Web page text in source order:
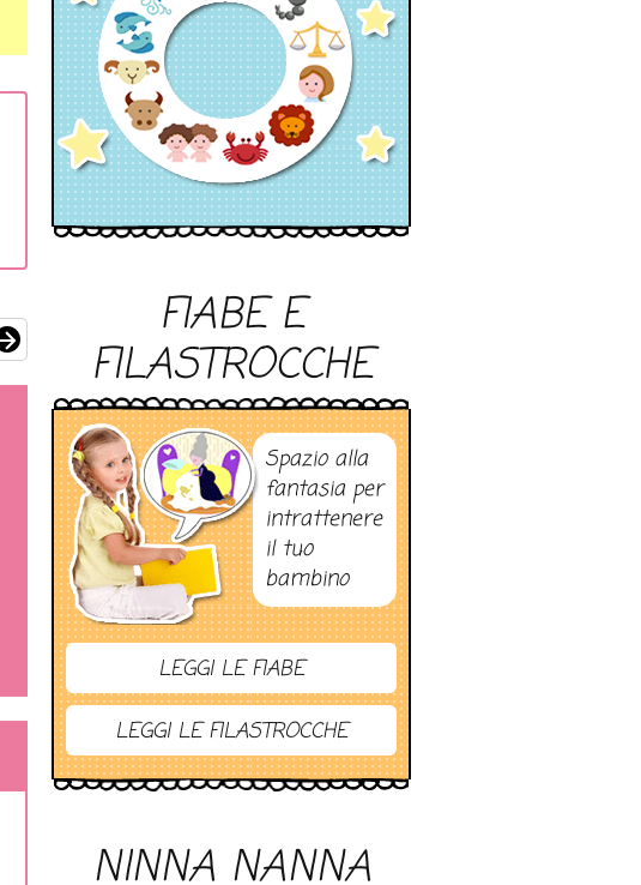
FIABE E
FILASTROCCHE
Spazio alla
fantasia per
intrattenere
il tuo
bambino
LEGGI LE FIABE
LEGGI LE FILASTROCCHE
NINNA NANNA